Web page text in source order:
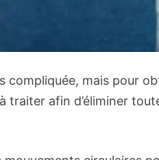
compliquée, mais
traiter afin d’éliminer